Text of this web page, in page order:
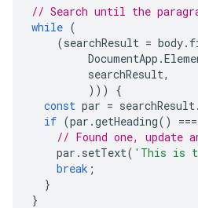
// Search until the
while (
(searchResult = body.
DocumentApp .
searchResult,
)))
{
const par = searchResult.
if (par .getHeading() ===
// Found one, update
par . setText( 'This is
break ;
}
}